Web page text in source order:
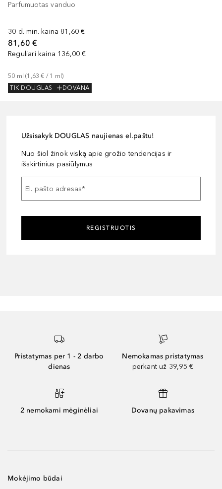
Parfumuotas vanduo
30 d. min. kaina 81,60 €
81,60 €
Reguliari kaina 136,00 €
50 ml (1,63 € / 1 ml)
TIK DOUGLAS
DOVANA
Užsisakyk DOUGLAS naujienas el.paštu!
Nuo šiol žinok viską apie grožio tendencijas ir
išskirtinius pasiūlymus
El. pašto adresas*
REGISTRUOTIS
Pristatymas per 1 - 2 darbo
dienas
Nemokamas pristatymas
perkant už 39,95 €
2 nemokami mėginėliai Dovanų pakavimas
Mokėjimo būdai